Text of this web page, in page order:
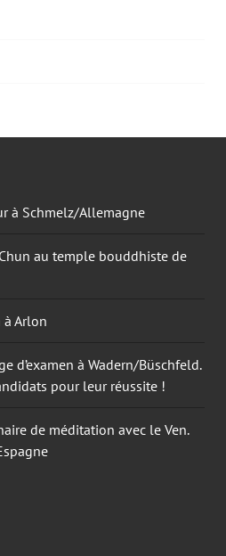
à Schmelz/Allemagne
au temple bouddhiste de
Arlon
d’examen à Wadern/Büschfeld.
pour leur réussite !
de méditation avec le Ven.